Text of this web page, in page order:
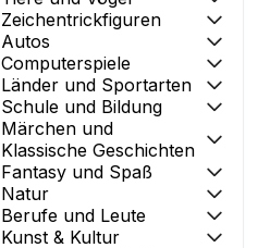
Zeichentrickfiguren
Autos
Computerspiele
Länder und Sportarten
Schule und Bildung
Märchen und
Klassische Geschichten
Fantasy und Spaß
Natur
Berufe und Leute
Kunst & Kultur